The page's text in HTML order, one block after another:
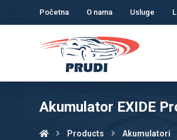
Početna O nama Usluge
Akumulator EXIDE
Products Akumulatori